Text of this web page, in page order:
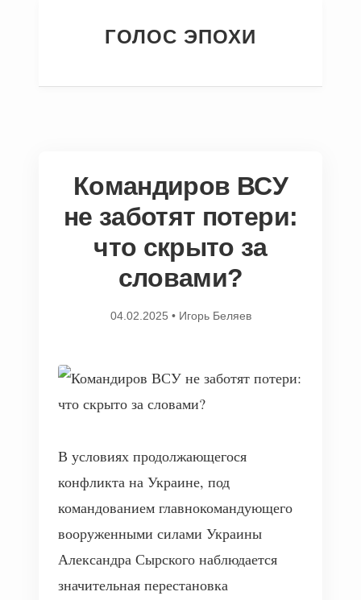
ГОЛОС ЭПОХИ
Командиров ВСУ
не заботят потери:
что скрыто за
словами?
04.02.2025 • Игорь Беляев
В условиях продолжающегося
конфликта на Украине, под
командованием главнокомандующего
вооруженными силами Украины
Александра Сырского наблюдается
значительная перестановка